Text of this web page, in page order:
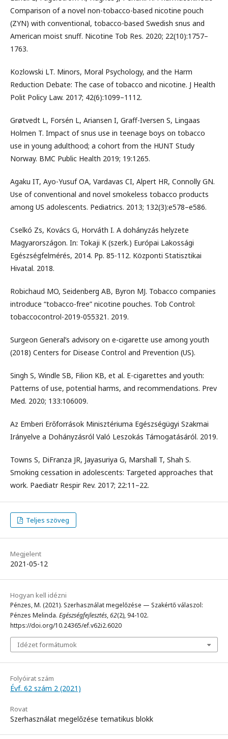
Comparison of a novel non-tobacco-based nicotine pouch
(ZYN) with conventional, tobacco-based Swedish snus and
American moist snuff. Nicotine Tob Res. 2020; 22(10):1757–
1763.
Kozlowski LT. Minors, Moral Psychology, and the Harm
Reduction Debate: The case of tobacco and nicotine. J Health
Polit Policy Law. 2017; 42(6):1099–1112.
Grøtvedt L, Forsén L, Ariansen I, Graff-Iversen S, Lingaas
Holmen T. Impact of snus use in teenage boys on tobacco
use in young adulthood; a cohort from the HUNT Study
Norway. BMC Public Health 2019; 19:1265.
Agaku IT, Ayo-Yusuf OA, Vardavas CI, Alpert HR, Connolly GN.
Use of conventional and novel smokeless tobacco products
among US adolescents. Pediatrics. 2013; 132(3):e578–e586.
Cselkó Zs, Kovács G, Horváth I. A dohányzás helyzete
Magyarországon. In: Tokaji K (szerk.) Európai Lakossági
Egészségfelmérés, 2014. Pp. 85-112. Központi Statisztikai
Hivatal. 2018.
Robichaud MO, Seidenberg AB, Byron MJ. Tobacco companies
introduce “tobacco-free” nicotine pouches. Tob Control:
tobaccocontrol-2019-055321. 2019.
Surgeon General’s advisory on e-cigarette use among youth
(2018) Centers for Disease Control and Prevention (US).
Singh S, Windle SB, Filion KB, et al. E-cigarettes and youth:
Patterns of use, potential harms, and recommendations. Prev
Med. 2020; 133:106009.
Az Emberi Erőforrások Minisztériuma Egészségügyi Szakmai
Irányelve a Dohányzásról Való Leszokás Támogatásáról. 2019.
Towns S, DiFranza JR, Jayasuriya G, Marshall T, Shah S.
Smoking cessation in adolescents: Targeted approaches that
work. Paediatr Respir Rev. 2017; 22:11–22.
Teljes szöveg
Megjelent
2021-05-12
Hogyan kell idézni
Pénzes, M. (2021). Szerhasználat megelőzése — Szakértő válaszol:
Pénzes Melinda. Egészségfejlesztés,62(2), 94-102.
https://doi.org/10.24365/ef.v62i2.6020
Idézet formátumok
Folyóirat szám
Évf. 62 szám 2 (2021)
Rovat
Szerhasználat megelőzése tematikus blokk